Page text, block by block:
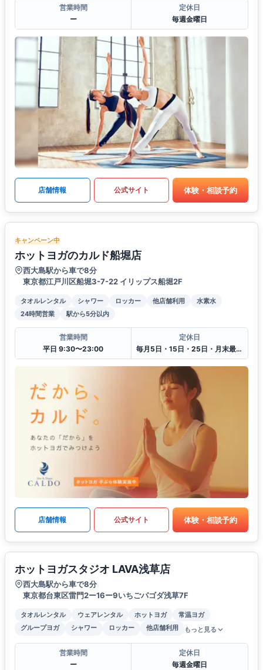
営業時間
ー
定休日
毎週金曜日
店舗情報 公式サイト 体験・相談予約
キャンペーン中
ホットヨガのカルド船堀店
西大島駅から車で8分
東京都江戸川区船堀3-7-22 イリップス船堀2F
タオルレンタル シャワー ロッカー 他店舗利用
水素水
24時間営業
駅から5分以内
営業時間
平日 9:30〜23:00
定休日
毎月5日・15日・25日・月末最終日
店舗情報 公式サイト 体験・相談予約
ホットヨガスタジオ LAVA浅草店
西大島駅から車で8分
東京都台東区雷門2ー16ー9いちごパゴダ浅草7F
タオルレンタル ウェアレンタル ホットヨガ
常温ヨガ
グループヨガ
シャワー ロッカー 他店舗利用 もっと見る
営業時間
ー
定休日
毎週金曜日